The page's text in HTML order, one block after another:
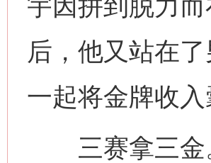
宇因拼到脱力
后，他又站在
一起将金牌收入
三赛拿三金。